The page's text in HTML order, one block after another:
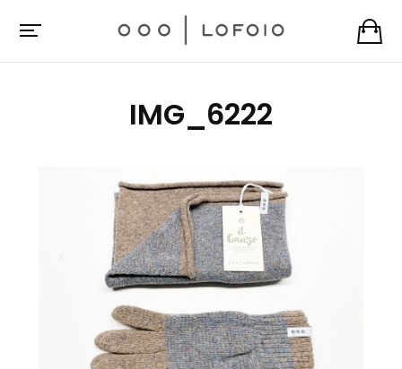
IMG_6222